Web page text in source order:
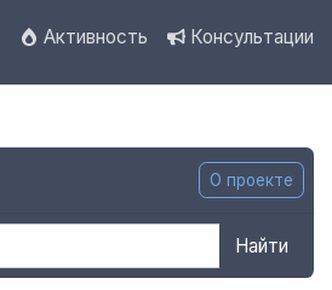
Активность Консультации
О проекте
Найти